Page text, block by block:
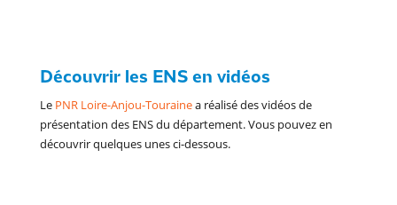
Découvrir les ENS en vidéos
Le PNR Loire-Anjou-Tourainea réalisé des vidéos de
présentation des ENS du département. Vous pouvez en
découvrir quelques unes ci-dessous.